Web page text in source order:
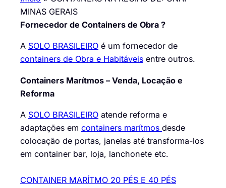
MINAS GERAIS
Fornecedor de Containers de Obra ?
A SOLO BRASILEIRO é um fornecedor de
containers de Obra e Habitáveis entre outros.
Containers Marítmos – Venda, Locação e
Reforma
A SOLO BRASILEIRO atende reforma e
adaptações em containers marítmos desde
colocação de portas, janelas até transforma-los
em container bar, loja, lanchonete etc.
CONTAINER MARÍTMO 20 PÉS E 40 PÉS